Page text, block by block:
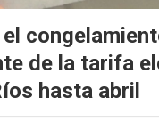
de la tarifa
hasta abril